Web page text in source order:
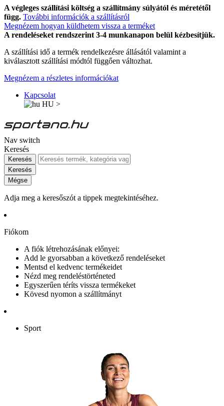
A végleges szállítási költség a szállítmány súlyától és méretétől
függ. További információk a szállításról
Megnézem hogyan küldhetem vissza a terméket
A rendeléseket rendszerint 3-4 munkanapon belül kézbesítjük.
A szállítási idő a termék rendelkezésre állásától valamint a
kiválasztott szállítási módtól függően változhat.
Megnézem a részletes információkat
Kapcsolat
HU >
Nav switch
Keresés
Keresés
Keresés
Mégse
Adja meg a keresőszót a tippek megtekintéséhez.
Fiókom
A fiók létrehozásának előnyei:
Add le gyorsabban a következő rendeléseket
Mentsd el kedvenc termékeidet
Nézd meg rendeléstörténeted
Egyszerűen téríts vissza termékeket
Kövesd nyomon a szállítmányt
Sport